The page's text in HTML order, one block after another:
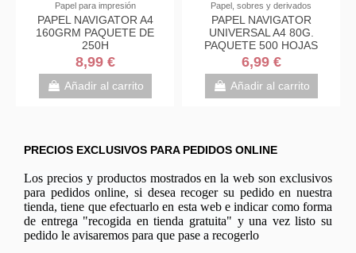
Papel para impresión
PAPEL NAVIGATOR A4
160GRM PAQUETE DE
250H
8,99 €
Añadir al carrito
Papel, sobres y derivados
PAPEL NAVIGATOR
UNIVERSAL A4 80G.
PAQUETE 500 HOJAS
6,99 €
Añadir al carrito
PRECIOS EXCLUSIVOS PARA PEDIDOS ONLINE
Los precios y productos mostrados en la web son exclusivos
para pedidos online, si desea recoger su pedido en nuestra
tienda, tiene que efectuarlo en esta web e indicar como forma
de entrega "recogida en tienda gratuita" y una vez listo su
pedido le avisaremos para que pase a recogerlo